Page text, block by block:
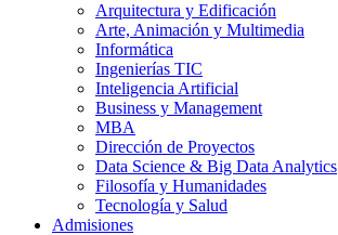
Arquitectura y Edificación
Arte, Animación y Multimedia
Informática
Ingenierías TIC
Inteligencia Artificial
Business y Management
MBA
Dirección de Proyectos
Data Science & Big Data Analytics
Filosofía y Humanidades
Tecnología y Salud
Admisiones